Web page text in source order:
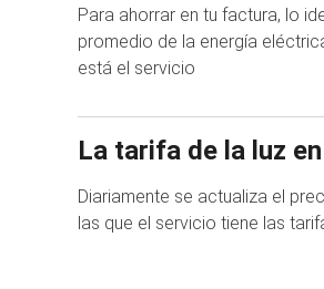
Para ahorrar en tu factura, lo
promedio de la energía
está el servicio
La tarifa de la luz
Diariamente se actualiza el
las que el servicio tiene las